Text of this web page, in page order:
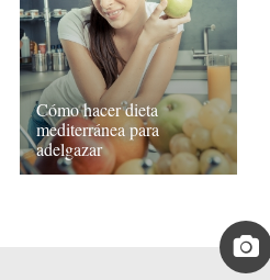
Cómo hacer dieta
mediterránea para
adelgazar